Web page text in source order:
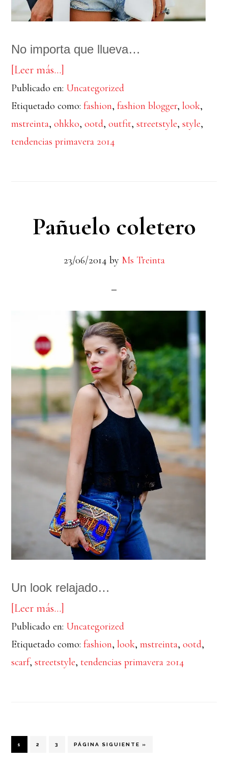
No importa que llueva…
[Leer más…]
de
Yves
Saint
Laurent
Publicado en: Uncategorized
Etiquetado como:fashion,fashion blogger,look,
mstreinta,ohkko,ootd,outfit,streetstyle,style,
tendencias primavera 2014
Pañuelo coletero
23/06/2014 by Ms Treinta
Un look relajado…
[Leer más…]
de
Pañuelo
coletero
Publicado en: Uncategorized
Etiquetado como:fashion,look,mstreinta,ootd,
scarf,streetstyle, tendencias primavera 2014
PÁGINA
1 PÁGINA
2 PÁGINA
3
IR
PÁGINA SIGUIENTE »